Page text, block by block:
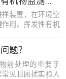
估等领域提供了
装置，在环境空
用。挥发性有机
及自然源等。许
参与光化学反应
题？
前处理的重要手
见且困扰实验人